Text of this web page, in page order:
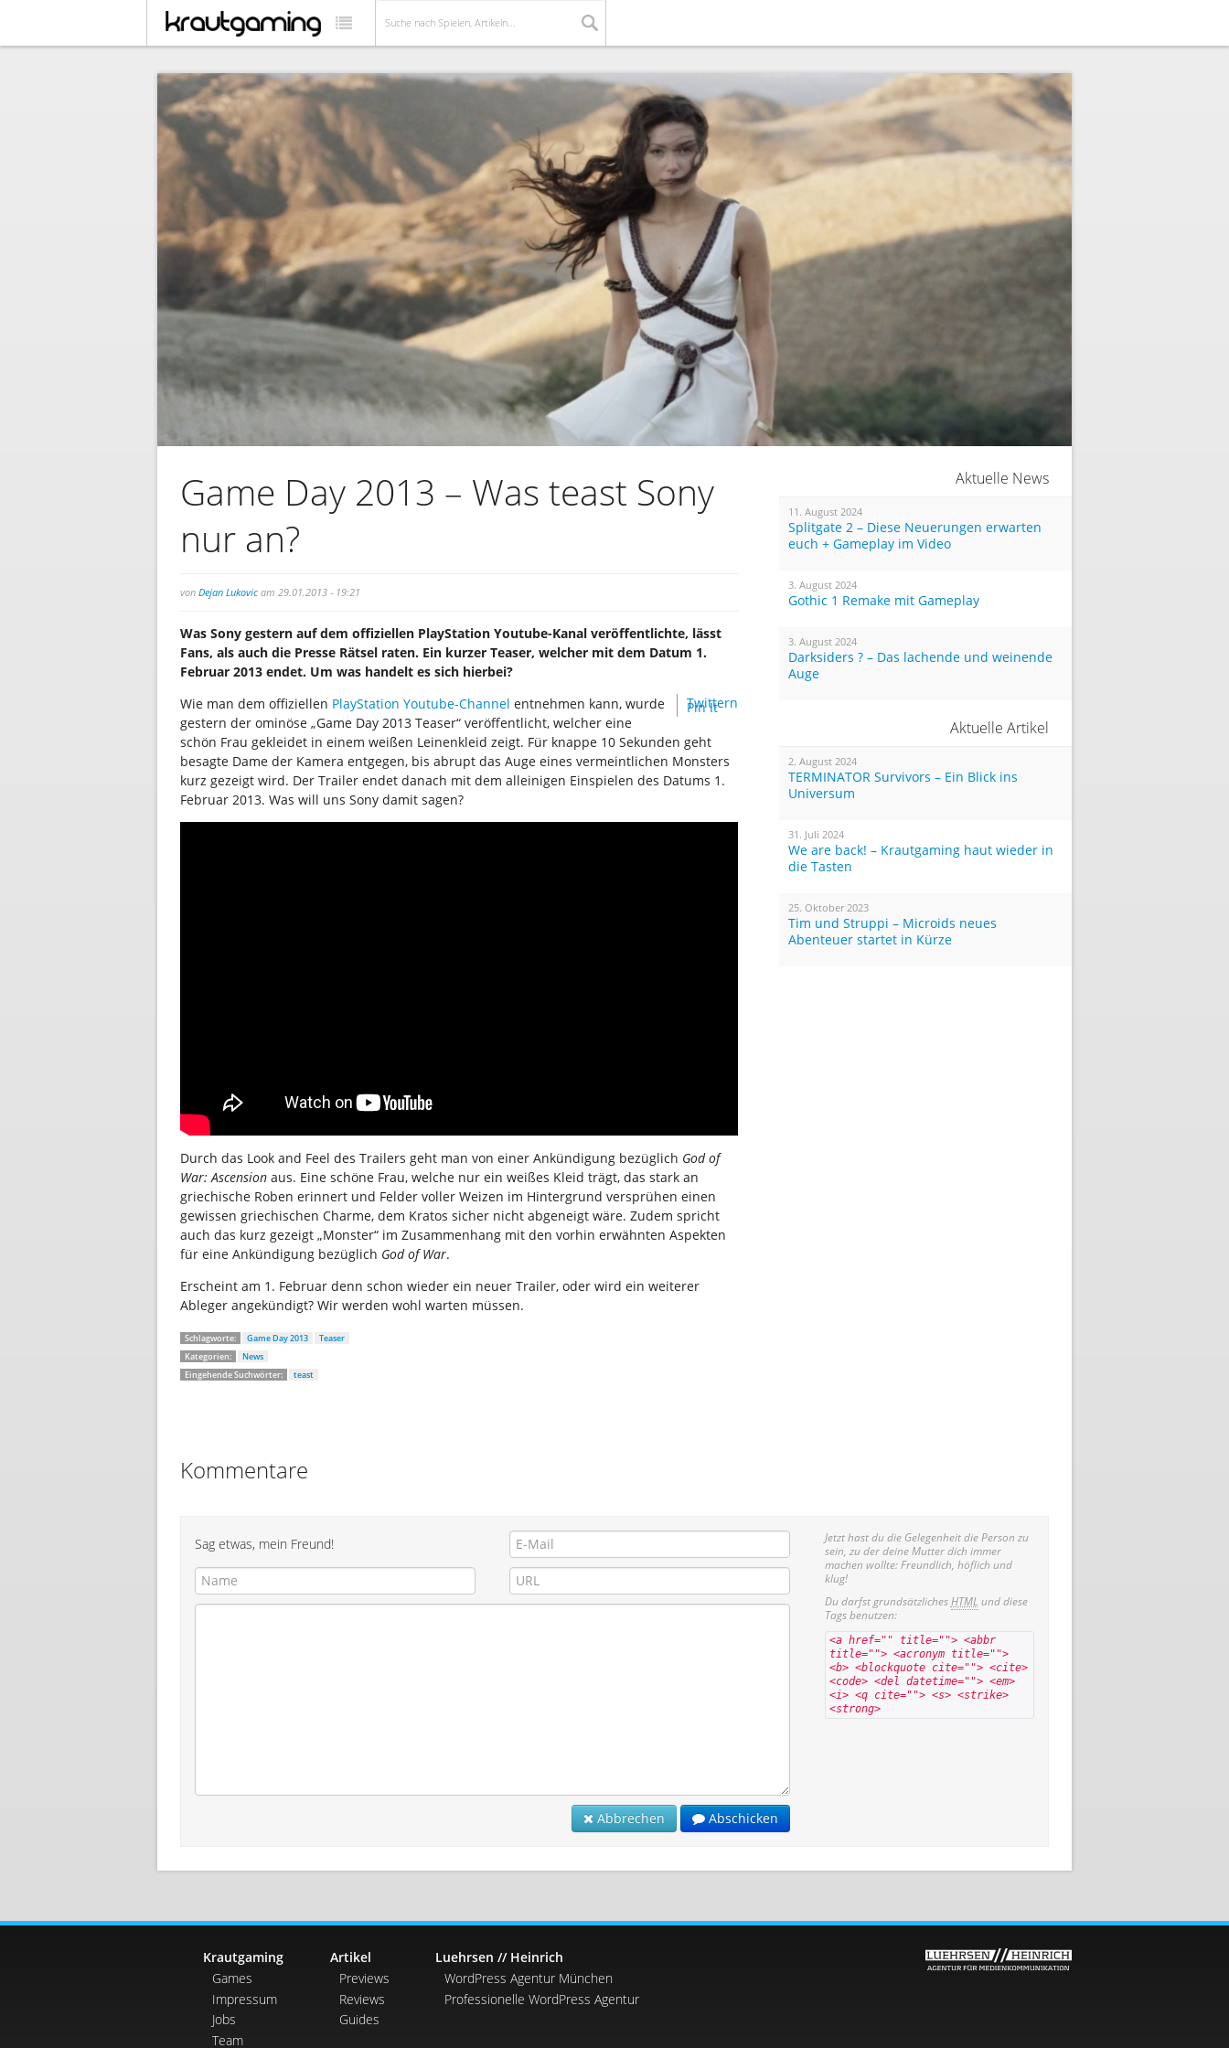
Game Day 2013 – Was teast Sony
nur an?
von Dejan Lukovic am 29.01.2013 - 19:21
Was Sony gestern auf dem offiziellen PlayStation Youtube-Kanal veröffentlichte, lässt
Fans, als auch die Presse Rätsel raten. Ein kurzer Teaser, welcher mit dem Datum 1.
Februar 2013 endet. Um was handelt es sich hierbei?
Twittern
Pin It
Wie man dem offiziellen PlayStation Youtube-Channel entnehmen kann, wurde
gestern der ominöse „Game Day 2013 Teaser“ veröffentlicht, welcher eine
schön Frau gekleidet in einem weißen Leinenkleid zeigt. Für knappe 10 Sekunden geht
besagte Dame der Kamera entgegen, bis abrupt das Auge eines vermeintlichen Monsters
kurz gezeigt wird. Der Trailer endet danach mit dem alleinigen Einspielen des Datums 1.
Februar 2013. Was will uns Sony damit sagen?
Durch das Look and Feel des Trailers geht man von einer Ankündigung bezüglich God of
War: Ascension aus. Eine schöne Frau, welche nur ein weißes Kleid trägt, das stark an
griechische Roben erinnert und Felder voller Weizen im Hintergrund versprühen einen
gewissen griechischen Charme, dem Kratos sicher nicht abgeneigt wäre. Zudem spricht
auch das kurz gezeigt „Monster“ im Zusammenhang mit den vorhin erwähnten Aspekten
für eine Ankündigung bezüglich God of War.
Erscheint am 1. Februar denn schon wieder ein neuer Trailer, oder wird ein weiterer
Ableger angekündigt? Wir werden wohl warten müssen.
Schlagworte: Game Day 2013
Teaser
Kategorien:
News
Eingehende Suchwörter:
teast
Aktuelle News
11. August 2024
Splitgate 2 – Diese Neuerungen erwarten
euch + Gameplay im Video
3. August 2024
Gothic 1 Remake mit Gameplay
3. August 2024
Darksiders ? – Das lachende und weinende
Auge
Aktuelle Artikel
2. August 2024
TERMINATOR Survivors – Ein Blick ins
Universum
31. Juli 2024
We are back! – Krautgaming haut wieder in
die Tasten
25. Oktober 2023
Tim und Struppi – Microids neues
Abenteuer startet in Kürze
Kommentare
Sag etwas, mein Freund!
Abbrechen Abschicken
Jetzt hast du die Gelegenheit die Person zu
sein, zu der deine Mutter dich immer
machen wollte: Freundlich, höflich und
klug!
Du darfst grundsätzlichesHTML und diese
Tags benutzen:
<a href="" title=""> <abbr
title=""> <acronym title="">
<b> <blockquote cite=""> <cite>
<code> <del datetime=""> <em>
<i> <q cite=""> <s> <strike>
<strong>
Krautgaming
Games
Impressum
Jobs
Team
Artikel
Previews
Reviews
Guides
Luehrsen // Heinrich
WordPress Agentur München
Professionelle WordPress Agentur